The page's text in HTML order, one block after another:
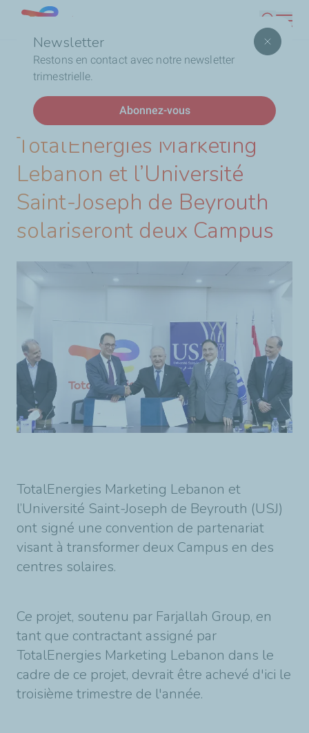
contenu
Newsletter
Restons en contact avec notre newsletter
trimestrielle.
Abonnez-vous
Lebanon
d'Ariane
Accueil
TotalEnergies Marketing Lebanon et l’Université
Saint-Joseph de Beyrouth solariseront deux Campus
DERNIÈRES ACTUALITÉS
TotalEnergies Marketing
Lebanon et l’Université
Saint-Joseph de Beyrouth
solariseront deux Campus
TotalEnergies Marketing Lebanon et
l’Université Saint-Joseph de Beyrouth (USJ)
ont signé une convention de partenariat
visant à transformer deux Campus en des
centres solaires.
Ce projet, soutenu par Farjallah Group, en
tant que contractant assigné par
TotalEnergies Marketing Lebanon dans le
cadre de ce projet, devrait être achevé d'ici le
troisième trimestre de l'année.